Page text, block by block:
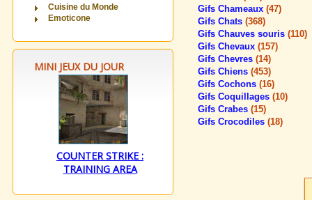
Cuisine du Monde
Emoticone
MINI JEUX DU JOUR
COUNTER STRIKE :
TRAINING AREA
Gifs Chameaux (47)
Gifs Chats (368)
Gifs Chauves souris (110)
Gifs Chevaux (157)
Gifs Chevres (14)
Gifs Chiens (453)
Gifs Cochons (16)
Gifs Coquillages (10)
Gifs Crabes (15)
Gifs Crocodiles (18)